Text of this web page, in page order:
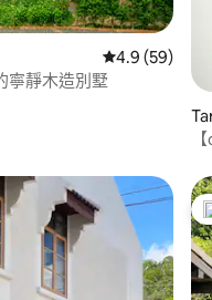
（滿分 5 分）
從 59 則評價
4.9 (59)
寧靜木造別墅